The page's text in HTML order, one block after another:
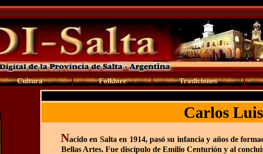
Cultura Folklore Tradiciones
Carlos Luis
Nacido en Salta en 1914, pasó su infancia y años de
Bellas Artes. Fue discípulo de Emilio Centurión y al